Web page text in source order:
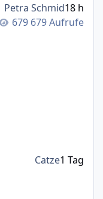
679 Aufrufe
Petra Schmid18 h
Catze1 Tag